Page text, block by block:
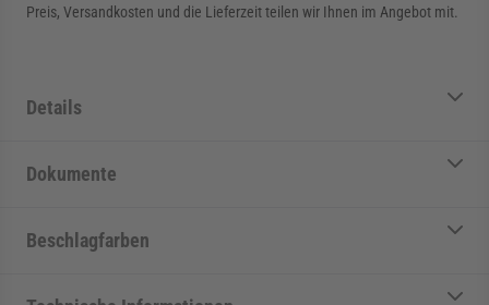
Preis, Versandkosten und die Lieferzeit teilen wir Ihnen im Angebot mit.
Details
Dokumente
Beschlagfarben